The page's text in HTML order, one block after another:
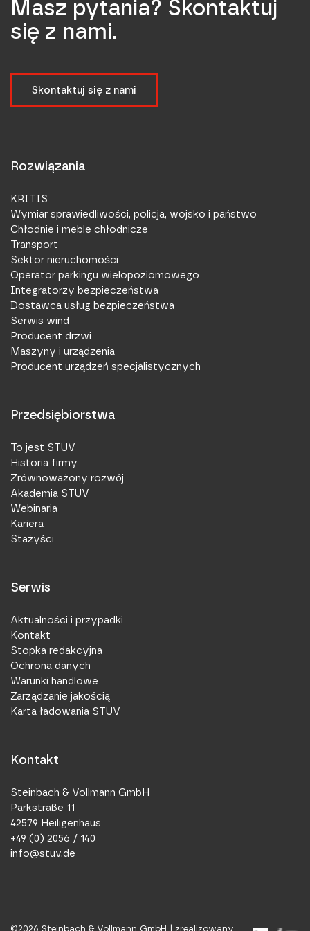
Masz pytania? Skontaktuj
się z nami.
Skontaktuj się z nami
Rozwiązania
KRITIS
Wymiar sprawiedliwości, policja, wojsko i państwo
Chłodnie i meble chłodnicze
Transport
Sektor nieruchomości
Operator parkingu wielopoziomowego
Integratorzy bezpieczeństwa
Dostawca usług bezpieczeństwa
Serwis wind
Producent drzwi
Maszyny i urządzenia
Producent urządzeń specjalistycznych
Przedsiębiorstwa
To jest STUV
Historia firmy
Zrównoważony rozwój
Akademia STUV
Webinaria
Kariera
Stażyści
Serwis
Aktualności i przypadki
Kontakt
Stopka redakcyjna
Ochrona danych
Warunki handlowe
Zarządzanie jakością
Karta ładowania STUV
Kontakt
Steinbach & Vollmann GmbH
Parkstraße 11
42579 Heiligenhaus
+49 (0) 2056 / 140
info@stuv.de
©2026 Steinbach & Vollmann GmbH | zrealizowany